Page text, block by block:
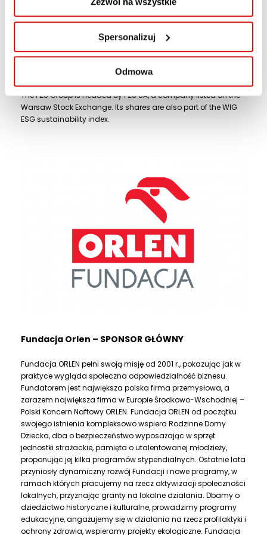
Spersonalizuj
Odmowa
success itself. That is why we develop our business in a
sustainable and responsible way, caring for the environment,
transition, enhancing society and cultivating a friendly
The PZU Group is headed by PZU SA, a company listed on the
Warsaw Stock Exchange. Its shares are also part of the WIG
ESG sustainability index.
Fundacja Orlen – SPONSOR GŁÓWNY
Fundacja ORLEN pełni swoją misję od 2001 r., pokazując jak w
praktyce wygląda społeczna odpowiedzialność biznesu.
Fundatorem jest największa polska firma przemysłowa, a
zarazem największa firma w Europie Środkowo-Wschodniej –
Polski Koncern Naftowy ORLEN. Fundacja ORLEN od początku
swojego istnienia kompleksowo wspiera Rodzinne Domy
Dziecka, dba o bezpieczeństwo wyposażając w sprzęt
jednostki strażackie, pamięta o utalentowanej młodzieży,
proponując jej kilka programów stypendialnych. Ostatnie lata
przyniosły dynamiczny rozwój Fundacji i nowe programy, w
ramach których pracujemy na rzecz aktywizacji społeczności
lokalnych, przyznając granty na lokalne działania. Dbamy o
dziedzictwo historyczne i kulturalne, prowadzimy programy
edukacyjne, angażujemy się w działania na rzecz profilaktyki i
ochrony zdrowia, wspieramy projekty ekologiczne. Fundacja